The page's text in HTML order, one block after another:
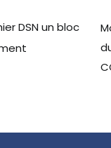
DSN un bloc